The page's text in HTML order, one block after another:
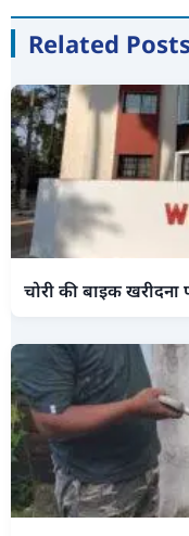
Related Posts
चोरी की बाइक खरीदना